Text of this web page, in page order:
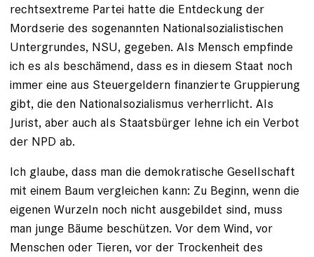
rechtsextreme Partei hatte die Entdeckung der
Mordserie des sogenannten Nationalsozialistischen
Untergrundes, NSU, gegeben. Als Mensch empfinde
ich es als beschämend, dass es in diesem Staat noch
immer eine aus Steuergeldern finanzierte Gruppierung
gibt, die den Nationalsozialismus verherrlicht. Als
Jurist, aber auch als Staatsbürger lehne ich ein Verbot
der NPD ab.
Ich glaube, dass man die demokratische Gesellschaft
mit einem Baum vergleichen kann: Zu Beginn, wenn die
eigenen Wurzeln noch nicht ausgebildet sind, muss
man junge Bäume beschützen. Vor dem Wind, vor
Menschen oder Tieren, vor der Trockenheit des